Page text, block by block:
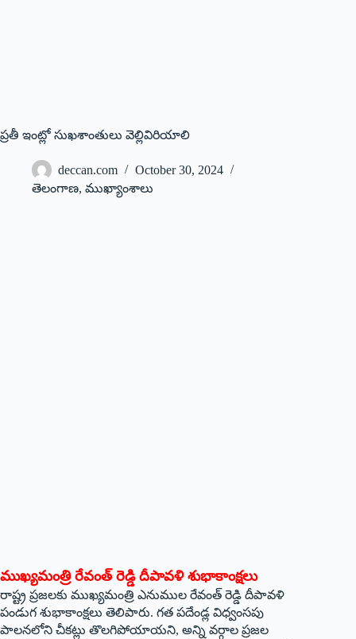
ప్రతీ ఇంట్లో సుఖశాంతులు వెల్లివిరియాలి
deccan.com
October 30, 2024
తెలంగాణ, ముఖ్యాంశాలు
ముఖ్యమంత్రి రేవంత్ రెడ్డి దీపావళి శుభాకాంక్షలు
రాష్ట్ర ప్రజలకు ముఖ్యమంత్రి ఎనుముల రేవంత్ రెడ్డి దీపావళి
పండుగ శుభాకాంక్షలు తెలిపారు. గత పదేండ్ల విధ్వంసపు
పాలనలోని చీకట్లు తొలగిపోయాయని, అన్ని వర్గాల ప్రజల